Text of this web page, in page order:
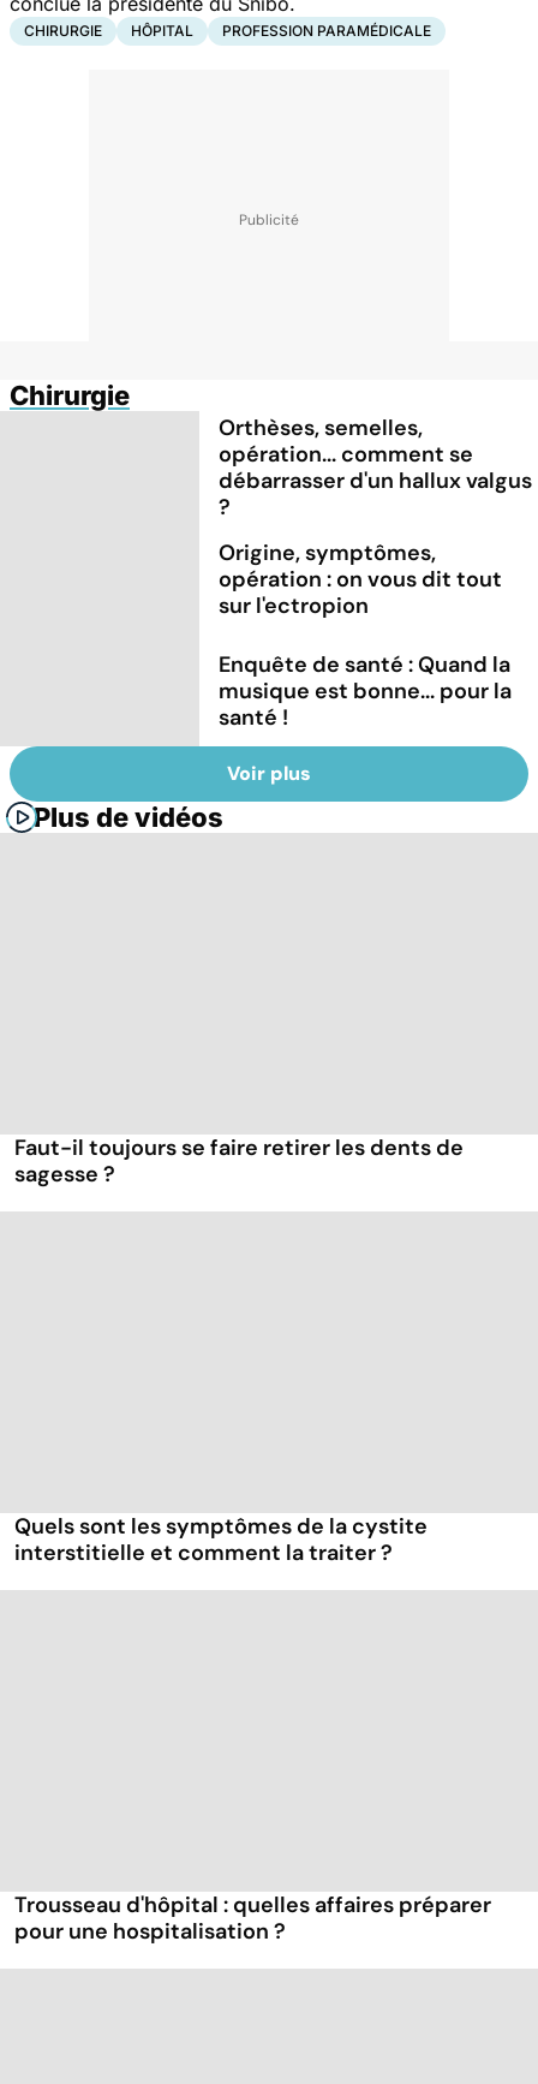
CHIRURGIE HÔPITAL PROFESSION PARAMÉDICALE
Chirurgie
Orthèses, semelles,
opération... comment se
débarrasser d'un hallux valgus
?
Origine, symptômes,
opération : on vous dit tout
sur l'ectropion
Enquête de santé : Quand la
musique est bonne... pour la
santé !
Voir plus
Plus de vidéos
Faut-il toujours se faire retirer les dents de
sagesse ?
Quels sont les symptômes de la cystite
interstitielle et comment la traiter ?
Trousseau d'hôpital : quelles affaires préparer
pour une hospitalisation ?